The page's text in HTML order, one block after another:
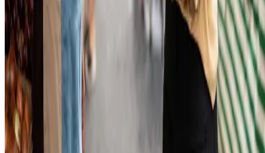
PayPal;
Picpay;
Ame Digital;
Mercado Pago.
Quando você compra um produto no Mercado Livre, por exemplo,
você tem a opção de pagar pelo dinheiro que depositou em uma conta
no Mercado Pago. Também é possível colocar dinheiro em lojas de
games, como a PSN, e depois escolher os jogos que você quer.
Pela quantidade de grandes empresas envolvidas, que garantem a
segurança das informações e do dinheiro dos usuários, esse método
não pode ficar de fora da sua estratégia.